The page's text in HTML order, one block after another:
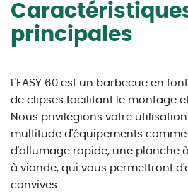
principales
L'EASY 60 est un barbecue en
de clipses facilitant le montage
Nous privilégions votre
multitude d'équipements
d'allumage rapide, une planche
à viande, qui vous permettront
convives.